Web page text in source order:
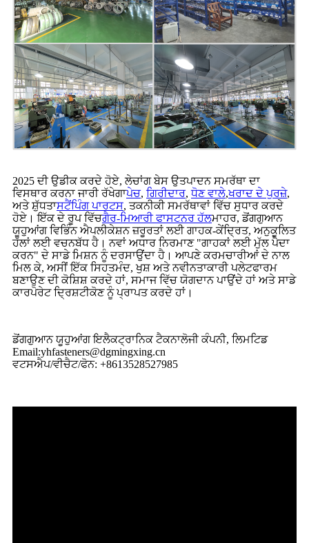
2025 ਦੀ ਉਡੀਕ ਕਰਦੇ ਹੋਏ, ਲੇਚਾਂਗ ਬੇਸ ਉਤਪਾਦਨ ਸਮਰੱਥਾ ਦਾ
ਵਿਸਥਾਰ ਕਰਨਾ ਜਾਰੀ ਰੱਖੇਗਾਪੇਚ, ਗਿਰੀਦਾਰ,ਧੋਣ ਵਾਲੇ,ਖਰਾਦ ਦੇ ਪੁਰਜ਼ੇ,
ਅਤੇ ਸ਼ੁੱਧਤਾਸਟੈਂਪਿੰਗ ਪਾਰਟਸ, ਤਕਨੀਕੀ ਸਮਰੱਥਾਵਾਂ ਵਿੱਚ ਸੁਧਾਰ ਕਰਦੇ
ਹੋਏ। ਇੱਕ ਦੇ ਰੂਪ ਵਿੱਚਗੈਰ-ਮਿਆਰੀ ਫਾਸਟਨਰ ਹੱਲਮਾਹਰ, ਡੋਂਗਗੁਆਨ
ਯੂਹੁਆਂਗ ਵਿਭਿੰਨ ਐਪਲੀਕੇਸ਼ਨ ਜ਼ਰੂਰਤਾਂ ਲਈ ਗਾਹਕ-ਕੇਂਦ੍ਰਿਤ, ਅਨੁਕੂਲਿਤ
ਹੱਲਾਂ ਲਈ ਵਚਨਬੱਧ ਹੈ। ਨਵਾਂ ਅਧਾਰ ਨਿਰਮਾਣ "ਗਾਹਕਾਂ ਲਈ ਮੁੱਲ ਪੈਦਾ
ਕਰਨ" ਦੇ ਸਾਡੇ ਮਿਸ਼ਨ ਨੂੰ ਦਰਸਾਉਂਦਾ ਹੈ। ਆਪਣੇ ਕਰਮਚਾਰੀਆਂ ਦੇ ਨਾਲ
ਮਿਲ ਕੇ, ਅਸੀਂ ਇੱਕ ਸਿਹਤਮੰਦ, ਖੁਸ਼ ਅਤੇ ਨਵੀਨਤਾਕਾਰੀ ਪਲੇਟਫਾਰਮ
ਬਣਾਉਣ ਦੀ ਕੋਸ਼ਿਸ਼ ਕਰਦੇ ਹਾਂ, ਸਮਾਜ ਵਿੱਚ ਯੋਗਦਾਨ ਪਾਉਂਦੇ ਹਾਂ ਅਤੇ ਸਾਡੇ
ਕਾਰਪੋਰੇਟ ਦ੍ਰਿਸ਼ਟੀਕੋਣ ਨੂੰ ਪ੍ਰਾਪਤ ਕਰਦੇ ਹਾਂ।
ਡੋਂਗਗੁਆਨ ਯੂਹੁਆਂਗ ਇਲੈਕਟ੍ਰਾਨਿਕ ਟੈਕਨਾਲੋਜੀ ਕੰਪਨੀ, ਲਿਮਟਿਡ
Email:yhfasteners@dgmingxing.cn
ਵਟਸਐਪ/ਵੀਚੈਟ/ਫੋਨ: +8613528527985